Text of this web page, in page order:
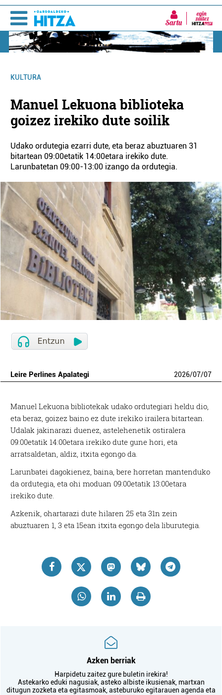
Sartu
KULTURA
Manuel Lekuona biblioteka
goizez irekiko dute soilik
Udako ordutegia ezarri dute, eta beraz abuztuaren 31
bitartean 09:00etatik 14:00etara irekiko dute.
Larunbatetan 09:00-13:00 izango da ordutegia.
Leire Perlines Apalategi 2026/07/07
Manuel Lekuona bibliotekak udako ordutegiari heldu dio,
eta beraz, goizez baino ez dute irekiko irailera bitartean.
Udalak jakinarazi duenez, astelehenetik ostiralera
09:00etatik 14:00etara irekiko dute gune hori, eta
arratsaldetan, aldiz, itxita egongo da.
Larunbatei dagokienez, baina, bere horretan mantenduko
da ordutegia, eta ohi moduan 09:00etatik 13:00etara
irekiko dute.
Azkenik, ohartarazi dute hilaren 25 eta 31n zein
abuztuaren 1, 3 eta 15ean itxita egongo dela liburutegia.
Azken berriak
Harpidetu zaitez gure buletin irekira!
Astekarko eduki nagusiak, asteko albiste ikusienak, martxan
ditugun zozketa eta egitasmoak, asteburuko egitarauen agenda eta